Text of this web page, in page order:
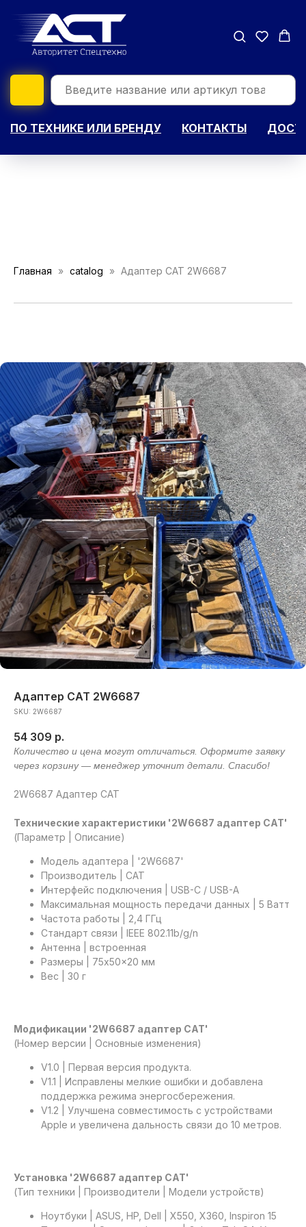
ПО ТЕХНИКЕ ИЛИ БРЕНДУ КОНТАКТЫ
Главная catalog Адаптер САТ 2W6687
Адаптер САТ 2W6687
SKU: 2W6687
54 309 р.
2W6687 Адаптер САТ
Технические характеристики '2W6687 адаптер САТ'
(Параметр | Описание)
Модель адаптера | '2W6687'
Производитель | САТ
Интерфейс подключения | USB-C / USB-A
Максимальная мощность передачи данных | 5 Ватт
Частота работы | 2,4 ГГц
Стандарт связи | IEEE 802.11b/g/n
Антенна | встроенная
Размеры | 75x50x20 мм
Вес | 30 г
Модификации '2W6687 адаптер САТ'
(Номер версии | Основные изменения)
V1.0 | Первая версия продукта.
V1.1 | Исправлены мелкие ошибки и добавлена
поддержка режима энергосбережения.
V1.2 | Улучшена совместимость с устройствами
Apple и увеличена дальность связи до 10 метров.
Установка '2W6687 адаптер САТ'
(Тип техники | Производители | Модели устройств)
Ноутбуки | ASUS, HP, Dell | X550, X360, Inspiron 15